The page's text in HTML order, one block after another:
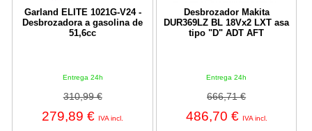
Garland ELITE 1021G-V24 -
Desbrozadora a gasolina de
51,6cc
Entrega 24h
310,99 €
279,89 € IVA incl.
Desbrozador Makita
DUR369LZ BL 18Vx2 LXT asa
tipo "D" ADT AFT
Entrega 24h
666,71 €
486,70 € IVA incl.